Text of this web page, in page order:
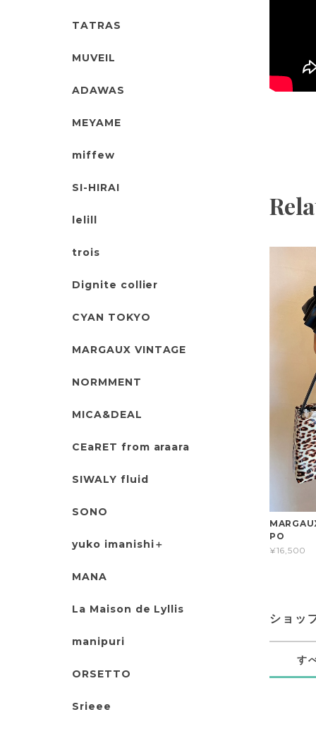
PO
¥16,500
ショッ
す
TATRAS
MUVEIL
ADAWAS
MEYAME
miffew
SI-HIRAI
lelill
trois
Dignite collier
CYAN TOKYO
MARGAUX VINTAGE
NORMMENT
MICA&DEAL
CEaRET from araara
SIWALY fluid
SONO
yuko imanishi＋
MANA
La Maison de Lyllis
manipuri
ORSETTO
Srieee